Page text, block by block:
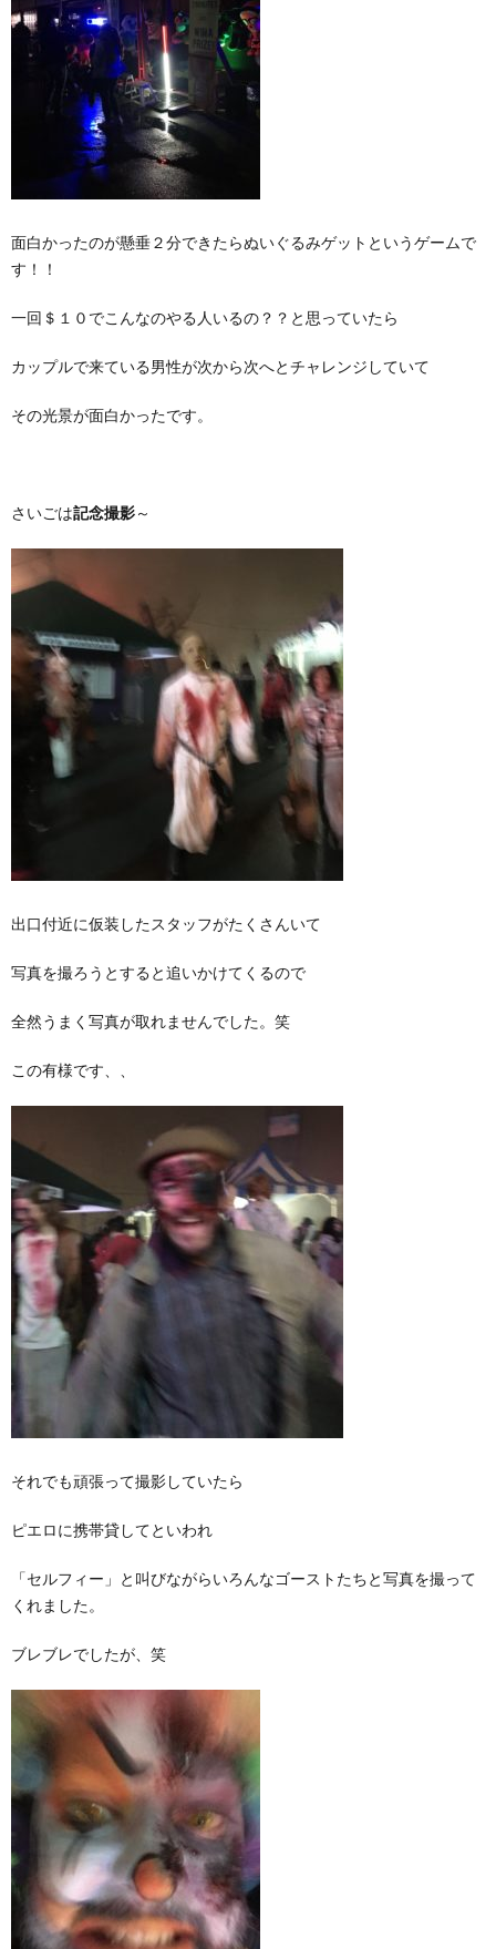
面白かったのが懸垂２分できたらぬいぐるみゲットというゲームで
す！！
一回＄１０でこんなのやる人いるの？？と思っていたら
カップルで来ている男性が次から次へとチャレンジしていて
その光景が面白かったです。
さいごは記念撮影～
出口付近に仮装したスタッフがたくさんいて
写真を撮ろうとすると追いかけてくるので
全然うまく写真が取れませんでした。笑
この有様です、、
それでも頑張って撮影していたら
ピエロに携帯貸してといわれ
「セルフィー」と叫びながらいろんなゴーストたちと写真を撮って
くれました。
ブレブレでしたが、笑